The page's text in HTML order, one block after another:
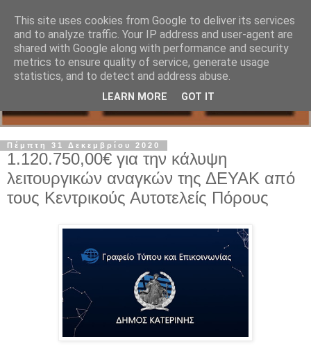
Πέμπτη 31 Δεκεμβρίου 2020
1.120.750,00€ για την κάλυψη
λειτουργικών αναγκών της ΔΕΥΑΚ από
τους Κεντρικούς Αυτοτελείς Πόρους
This site uses cookies from Google to deliver its services
and to analyze traffic. Your IP address and user-agent are
shared with Google along with performance and security
metrics to ensure quality of service, generate usage
statistics, and to detect and address abuse.
LEARN MORE GOT IT